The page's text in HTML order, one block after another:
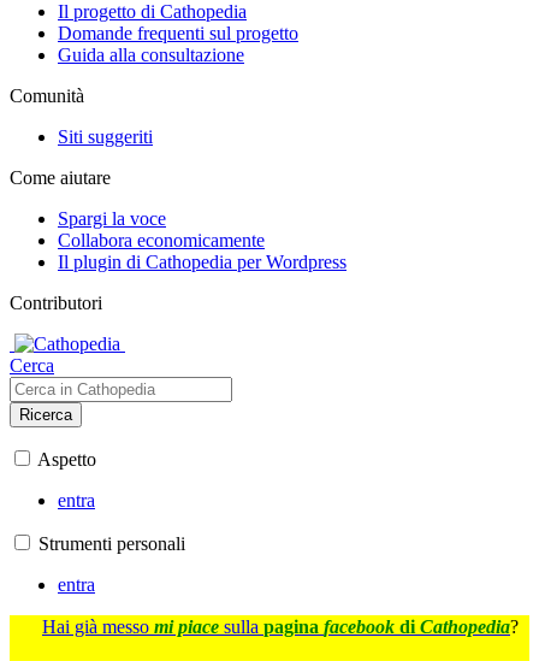
Il progetto di Cathopedia
Domande frequenti sul progetto
Guida alla consultazione
Comunità
Siti suggeriti
Come aiutare
Spargi la voce
Collabora economicamente
Il plugin di Cathopedia per Wordpress
Contributori
Cerca
Ricerca
Aspetto
entra
Strumenti personali
entra
Hai già messo mi piace sulla pagina facebook di Cathopedia?